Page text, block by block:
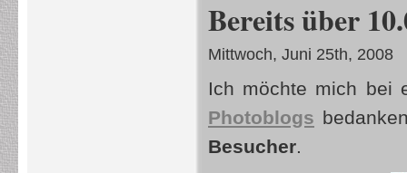
Bereits über
Mittwoch, Juni 25th, 2008
Ich möchte mich bei
Photoblogs
Besucher.